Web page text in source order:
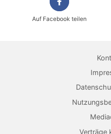
Dauerhaft als
Jetzt
Auf Facebook teilen
Verträge